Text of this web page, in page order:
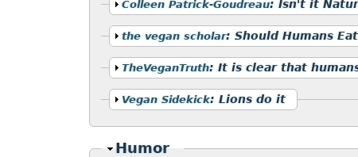
Mostrar
Colleen Patrick-Goudreau: Isn't it
Mostrar
the vegan scholar: Should Humans
Mostrar
TheVeganTruth: It is clear that
Mostrar
Vegan Sidekick: Lions do it
Ocultar
Humor